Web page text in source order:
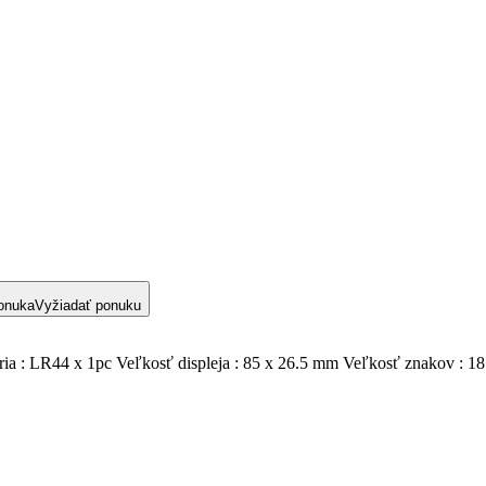
Vyžiadať ponuku
: LR44 x 1pc Veľkosť displeja : 85 x 26.5 mm Veľkosť znakov :